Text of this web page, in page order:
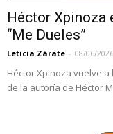
Héctor Xpinoza
“Me Dueles”
Leticia Zárate - 08/06/2026
Héctor Xpinoza vuelve a
de la autoría de Héctor